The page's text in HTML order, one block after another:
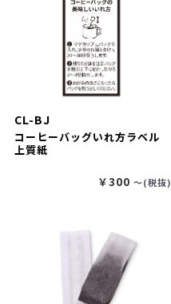
CL-BJ
コーヒーバッグいれ方ラベル
上質紙
￥300 〜(税抜)